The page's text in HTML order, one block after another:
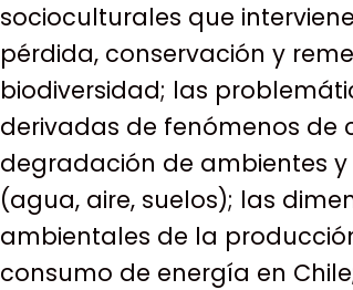
socioculturales que
pérdida, conservación y
biodiversidad; las
derivadas de fenómenos de
degradación de ambientes
(agua, aire, suelos); las
ambientales de la
consumo de energía en